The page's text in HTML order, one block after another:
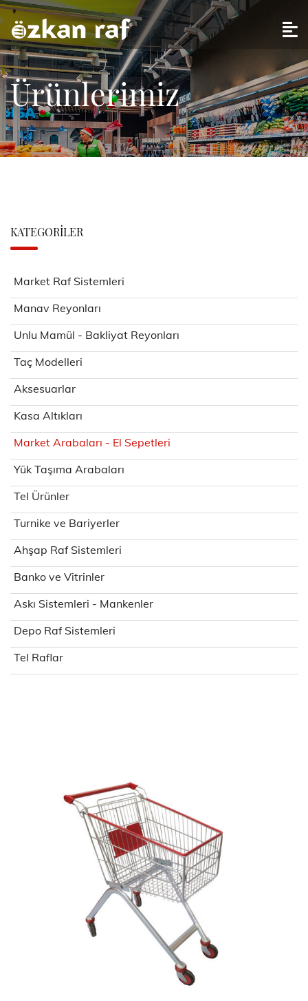
Ürünlerimiz
KATEGORILER
Market Raf Sistemleri
Manav Reyonları
Unlu Mamül - Bakliyat Reyonları
Taç Modelleri
Aksesuarlar
Kasa Altıkları
Market Arabaları - El Sepetleri
Yük Taşıma Arabaları
Tel Ürünler
Turnike ve Bariyerler
Ahşap Raf Sistemleri
Banko ve Vitrinler
Askı Sistemleri - Mankenler
Depo Raf Sistemleri
Tel Raflar